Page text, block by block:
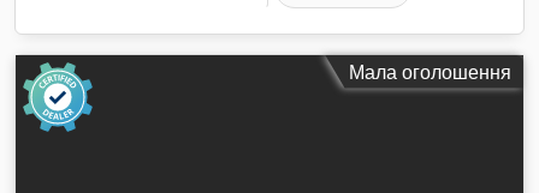
Мала оголошення